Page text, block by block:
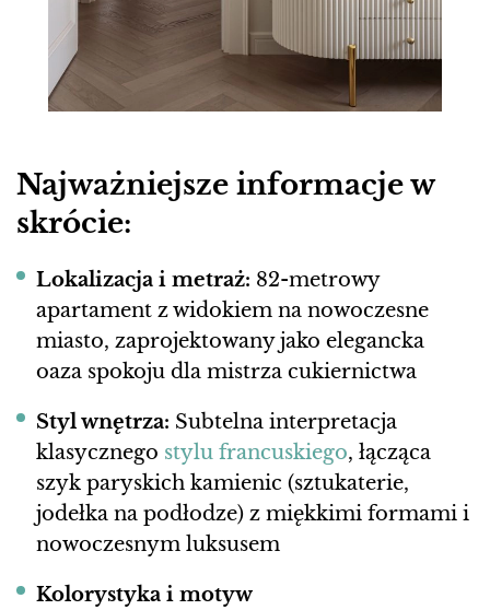
Najważniejsze informacje w
skrócie:
Lokalizacja i metraż: 82-metrowy
apartament z widokiem na nowoczesne
miasto, zaprojektowany jako elegancka
oaza spokoju dla mistrza cukiernictwa
Styl wnętrza: Subtelna interpretacja
klasycznego stylu francuskiego, łącząca
szyk paryskich kamienic (sztukaterie,
jodełka na podłodze) z miękkimi formami i
nowoczesnym luksusem
Kolorystyka i motyw